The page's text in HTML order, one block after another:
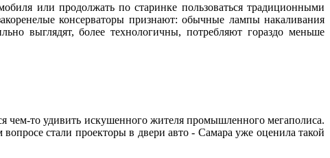
или продолжать по старинке пользоваться традиционными
консерваторы признают: обычные лампы накаливания
выглядят, более технологичны, потребляют гораздо меньше
то удивить искушенного жителя промышленного мегаполиса.
стали проекторы в двери авто - Самара уже оценила такой